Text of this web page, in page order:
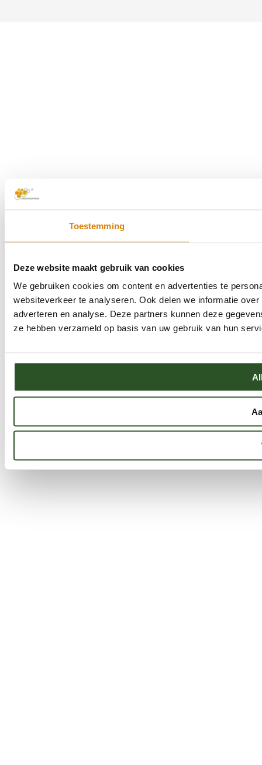
Toestemming
Deze website maakt gebruik van cookies
We gebruiken cookies om content en advertenties te
websiteverkeer te analyseren. Ook delen we informatie
adverteren en analyse. Deze partners kunnen deze
ze hebben verzameld op basis van uw gebruik van hun